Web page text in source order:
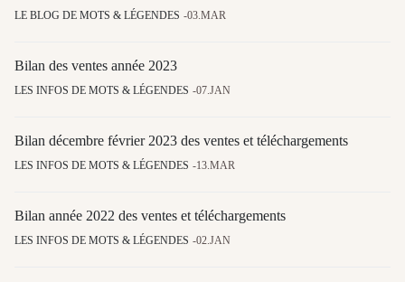
LE BLOG DE MOTS & LÉGENDES 03.MAR
Bilan des ventes année 2023
LES INFOS DE MOTS & LÉGENDES 07.JAN
Bilan décembre février 2023 des ventes et téléchargements
LES INFOS DE MOTS & LÉGENDES 13.MAR
Bilan année 2022 des ventes et téléchargements
LES INFOS DE MOTS & LÉGENDES 02.JAN